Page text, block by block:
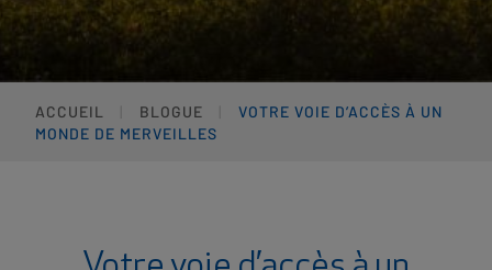
ACCUEIL BLOGUE
VOTRE VOIE D’ACCÈS À UN
MONDE DE MERVEILLES